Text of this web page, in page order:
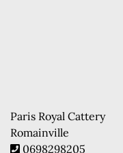
Paris Royal Cattery
Romainville
0698298205